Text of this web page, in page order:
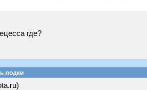
где?
лодки